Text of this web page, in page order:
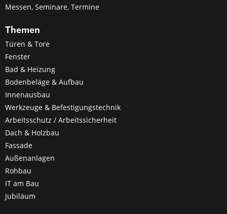
Messen, Seminare, Termine
Themen
Türen & Tore
Fenster
Bad & Heizung
Bodenbeläge & Aufbau
Innenausbau
Werkzeuge & Befestigungstechnik
Arbeitsschutz / Arbeitssicherheit
Dach & Holzbau
Fassade
Außenanlagen
Rohbau
IT am Bau
Jubiläum